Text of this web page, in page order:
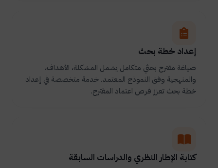
إعداد خطة بحث
صياغة مقترح بحثي متكامل يشمل المشكلة، الأهداف،
والمنهجية وفق النموذج المعتمد. خدمة متخصصة في إعداد
خطة بحث تعزز فرص اعتماد المقترح.
كتابة الإطار النظري والدراسات السابقة